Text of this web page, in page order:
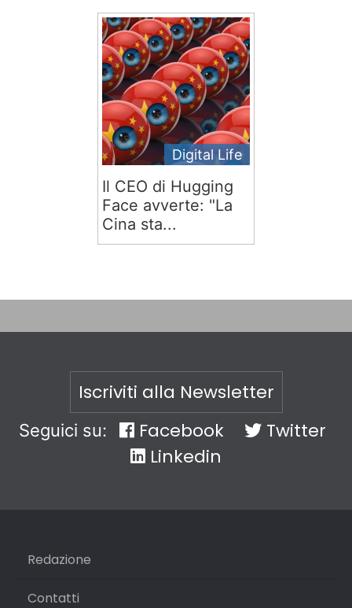
Digital Life
Il CEO di Hugging
Face avverte: "La
Cina sta...
Iscriviti alla Newsletter
Seguici su: Facebook
Twitter
Linkedin
Redazione
Contatti